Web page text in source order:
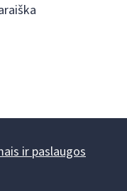
ir paslaugos